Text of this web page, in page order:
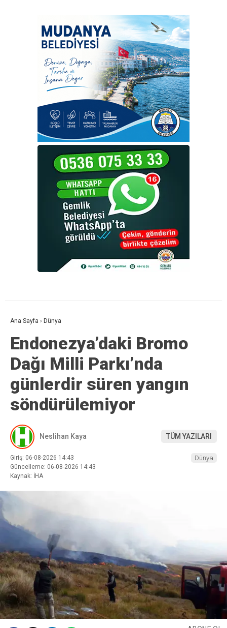
Ana Sayfa › Dünya
Endonezya’daki Bromo
Dağı Milli Parkı’nda
günlerdir süren yangın
söndürülemiyor
Neslihan Kaya TÜM YAZILARI
Giriş: 06-08-2026 14:43
Güncelleme: 06-08-2026 14:43
Kaynak: İHA
Dünya